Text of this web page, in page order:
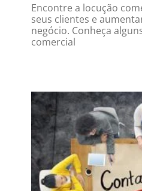
Encontre a locução
seus clientes e
negócio. Conheça
comercial